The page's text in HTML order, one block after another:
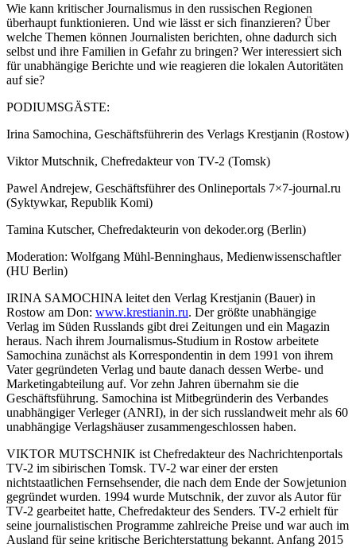
Wie kann kritischer Journalismus in den russischen Regionen
überhaupt funktionieren. Und wie lässt er sich finanzieren? Über
welche Themen können Journalisten berichten, ohne dadurch sich
selbst und ihre Familien in Gefahr zu bringen? Wer interessiert sich
für unabhängige Berichte und wie reagieren die lokalen Autoritäten
auf sie?
PODIUMSGÄSTE:
Irina Samochina, Geschäftsführerin des Verlags Krestjanin (Rostow)
Viktor Mutschnik, Chefredakteur von TV-2 (Tomsk)
Pawel Andrejew, Geschäftsführer des Onlineportals 7×7-journal.ru
(Syktywkar, Republik Komi)
Tamina Kutscher, Chefredakteurin von dekoder.org (Berlin)
Moderation: Wolfgang Mühl-Benninghaus, Medienwissenschaftler
(HU Berlin)
IRINA SAMOCHINA leitet den Verlag Krestjanin (Bauer) in
Rostow am Don: www.krestianin.ru. Der größte unabhängige
Verlag im Süden Russlands gibt drei Zeitungen und ein Magazin
heraus. Nach ihrem Journalismus-Studium in Rostow arbeitete
Samochina zunächst als Korrespondentin in dem 1991 von ihrem
Vater gegründeten Verlag und baute danach dessen Werbe- und
Marketingabteilung auf. Vor zehn Jahren übernahm sie die
Geschäftsführung. Samochina ist Mitbegründerin des Verbandes
unabhängiger Verleger (ANRI), in der sich russlandweit mehr als 60
unabhängige Verlagshäuser zusammengeschlossen haben.
VIKTOR MUTSCHNIK ist Chefredakteur des Nachrichtenportals
TV-2 im sibirischen Tomsk. TV-2 war einer der ersten
nichtstaatlichen Fernsehsender, die nach dem Ende der Sowjetunion
gegründet wurden. 1994 wurde Mutschnik, der zuvor als Autor für
TV-2 gearbeitet hatte, Chefredakteur des Senders. TV-2 erhielt für
seine journalistischen Programme zahlreiche Preise und war auch im
Ausland für seine kritische Berichterstattung bekannt. Anfang 2015